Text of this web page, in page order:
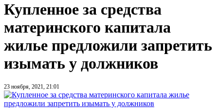
Купленное за средства
материнского капитала
жилье предложили запретить
изымать у должников
23 ноября, 2021, 21:01